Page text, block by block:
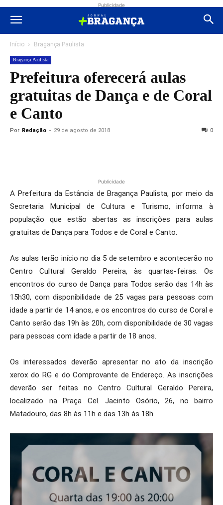
Publicidade
Início Bragança Paulista
Bragança Paulista
Prefeitura oferecerá aulas
gratuitas de Dança e de Coral
e Canto
Por Redação - 29 de agosto de 2018 0
Publicidade
A Prefeitura da Estância de Bragança Paulista, por meio da
Secretaria Municipal de Cultura e Turismo, informa à
população que estão abertas as inscrições para aulas
gratuitas de Dança para Todos e de Coral e Canto.
As aulas terão início no dia 5 de setembro e acontecerão no
Centro Cultural Geraldo Pereira, às quartas-feiras. Os
encontros do curso de Dança para Todos serão das 14h às
15h30, com disponibilidade de 25 vagas para pessoas com
idade a partir de 14 anos, e os encontros do curso de Coral e
Canto serão das 19h às 20h, com disponibilidade de 30 vagas
para pessoas com idade a partir de 18 anos.
Os interessados deverão apresentar no ato da inscrição
xerox do RG e do Comprovante de Endereço. As inscrições
deverão ser feitas no Centro Cultural Geraldo Pereira,
localizado na Praça Cel. Jacinto Osório, 26, no bairro
Matadouro, das 8h às 11h e das 13h às 18h.